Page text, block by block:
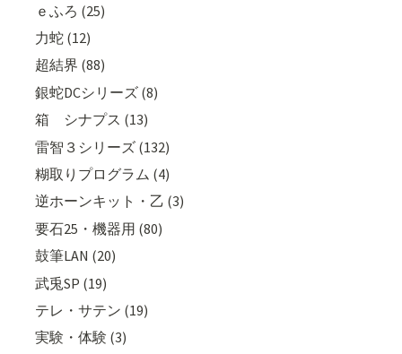
ｅふろ (25)
力蛇 (12)
超結界 (88)
銀蛇DCシリーズ (8)
箱 シナプス (13)
雷智３シリーズ (132)
糊取りプログラム (4)
逆ホーンキット・乙 (3)
要石25・機器用 (80)
鼓筆LAN (20)
武兎SP (19)
テレ・サテン (19)
実験・体験 (3)